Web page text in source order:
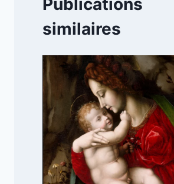
Publications
similaires